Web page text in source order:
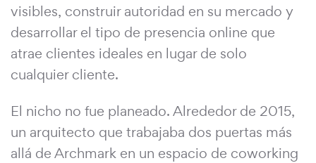
visibles, construir autoridad en su mercado y
desarrollar el tipo de presencia online que
atrae clientes ideales en lugar de solo
cualquier cliente.
El nicho no fue planeado. Alrededor de 2015,
un arquitecto que trabajaba dos puertas más
allá de Archmark en un espacio de coworking